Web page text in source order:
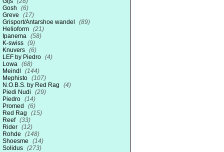
Gosh
(6)
Greve
(17)
Grisport/Antarshoe wandel
(89)
Helioform (21)
Ipanema (58)
K-swiss (9)
Knuvers (6)
LEF by Piedro (4)
Lowa (68)
Meindl
(144)
Mephisto (107)
N.O.B.S. by Red Rag
(4)
Piedi Nudi
(29)
Piedro (14)
Promed
(6)
Red Rag
(15)
Reef (33)
Rider (12)
Rohde
(148)
Shoesme
(14)
Solidus (273)